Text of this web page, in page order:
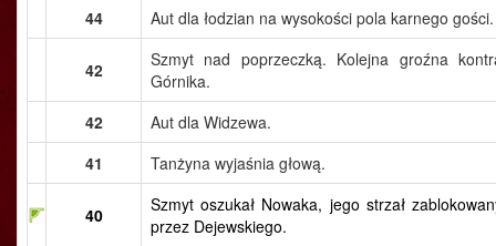
44
Aut dla łodzian na wysokości pola karnego gości.
42
Szmyt nad poprzeczką. Kolejna groźna
Górnika.
42
Aut dla Widzewa.
41
Tanżyna wyjaśnia głową.
40
Szmyt oszukał Nowaka, jego strzał
przez Dejewskiego.